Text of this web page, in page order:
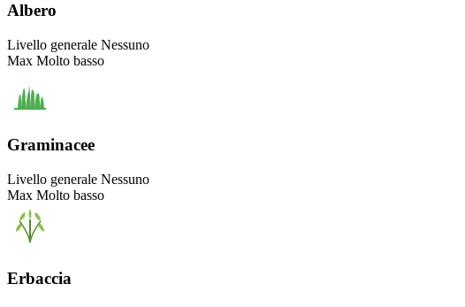
Albero
Livello generale Nessuno
Max Molto basso
Graminacee
Livello generale Nessuno
Max Molto basso
Erbaccia